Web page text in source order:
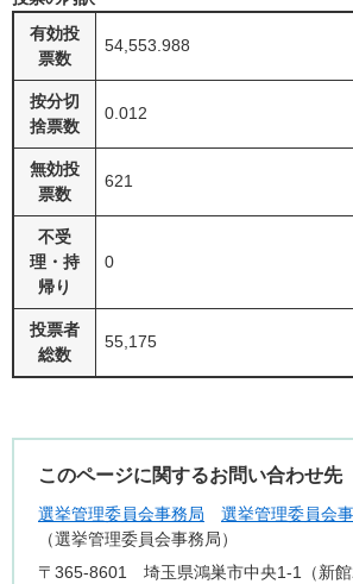
有効投
票数
54,553.988
按分切
捨票数
0.012
無効投
票数
621
不受
理・持
帰り
0
投票者
総数
55,175
このページに関するお問い合わせ先
選挙管理委員会事務局
選挙管理委員会
選挙管理委員会事務局
〒365-8601
埼玉県鴻巣市中央1-1（新館